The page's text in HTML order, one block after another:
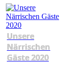
Unsere
Närrischen
Gäste 2020